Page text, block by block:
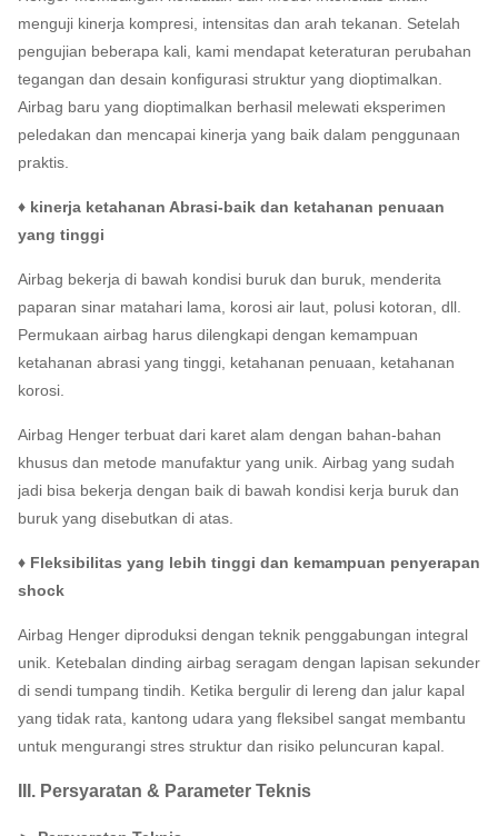
menguji kinerja kompresi, intensitas dan arah tekanan. Setelah
pengujian beberapa kali, kami mendapat keteraturan perubahan
tegangan dan desain konfigurasi struktur yang dioptimalkan.
Airbag baru yang dioptimalkan berhasil melewati eksperimen
peledakan dan mencapai kinerja yang baik dalam penggunaan
praktis.
♦ kinerja ketahanan Abrasi-baik dan ketahanan penuaan
yang tinggi
Airbag bekerja di bawah kondisi buruk dan buruk, menderita
paparan sinar matahari lama, korosi air laut, polusi kotoran, dll.
Permukaan airbag harus dilengkapi dengan kemampuan
ketahanan abrasi yang tinggi, ketahanan penuaan, ketahanan
korosi.
Airbag Henger terbuat dari karet alam dengan bahan-bahan
khusus dan metode manufaktur yang unik. Airbag yang sudah
jadi bisa bekerja dengan baik di bawah kondisi kerja buruk dan
buruk yang disebutkan di atas.
♦ Fleksibilitas yang lebih tinggi dan kemampuan penyerapan
shock
Airbag Henger diproduksi dengan teknik penggabungan integral
unik. Ketebalan dinding airbag seragam dengan lapisan sekunder
di sendi tumpang tindih. Ketika bergulir di lereng dan jalur kapal
yang tidak rata, kantong udara yang fleksibel sangat membantu
untuk mengurangi stres struktur dan risiko peluncuran kapal.
III. Persyaratan & Parameter Teknis